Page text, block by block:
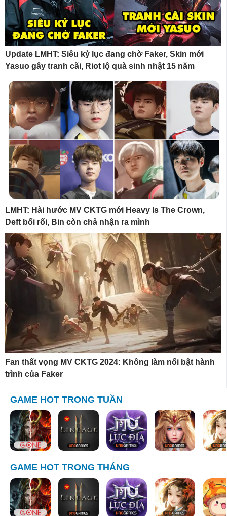
Update LMHT: Siêu kỷ lục đang chờ Faker, Skin mới
Yasuo gây tranh cãi, Riot lộ quà sinh nhật 15 năm
LMHT: Hài hước MV CKTG mới Heavy Is The Crown,
Deft bối rối, Bin còn chả nhận ra mình
Fan thất vọng MV CKTG 2024: Không làm nổi bật hành
trình của Faker
GAME HOT TRONG TUẦN
GAME HOT TRONG THÁNG